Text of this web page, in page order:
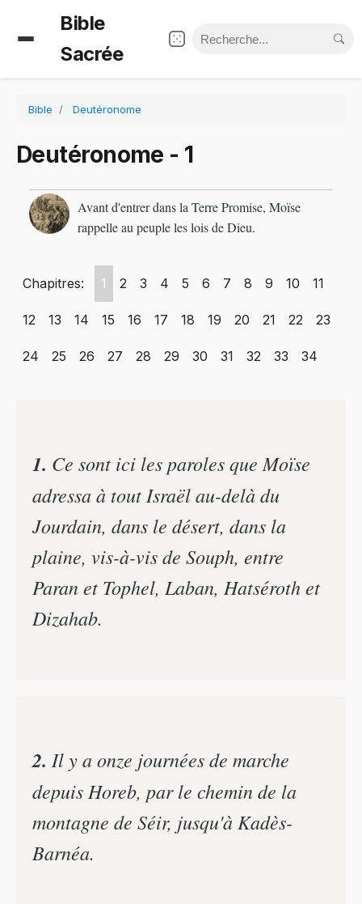
Bible
Sacrée
Bible Deutéronome
Deutéronome - 1
Avant d'entrer dans la Terre Promise, Moïse
rappelle au peuple les lois de Dieu.
Chapitres: 1 2 3 4 5 6 7 8 9 10 11
12 13 14 15 16 17 18 19 20 21 22 23
24 25 26 27 28 29 30 31 32 33 34
1. Ce sont ici les paroles que Moïse
adressa à tout Israël au-delà du
Jourdain, dans le désert, dans la
plaine, vis-à-vis de Souph, entre
Paran et Tophel, Laban, Hatséroth et
Dizahab.
2. Il y a onze journées de marche
depuis Horeb, par le chemin de la
montagne de Séir, jusqu'à Kadès-
Barnéa.